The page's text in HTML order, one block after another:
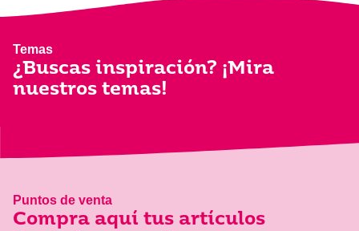
Temas
¿Buscas inspiración? ¡Mira
nuestros temas!
Puntos de venta
Compra aquí tus artículos